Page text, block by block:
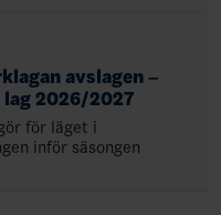
avslagen –
lag 2026/2027
för läget i
inför säsongen